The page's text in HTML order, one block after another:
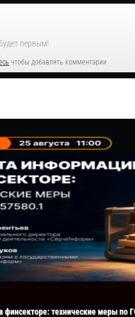
первым!
чтобы добавлять комментарии
технические меры по